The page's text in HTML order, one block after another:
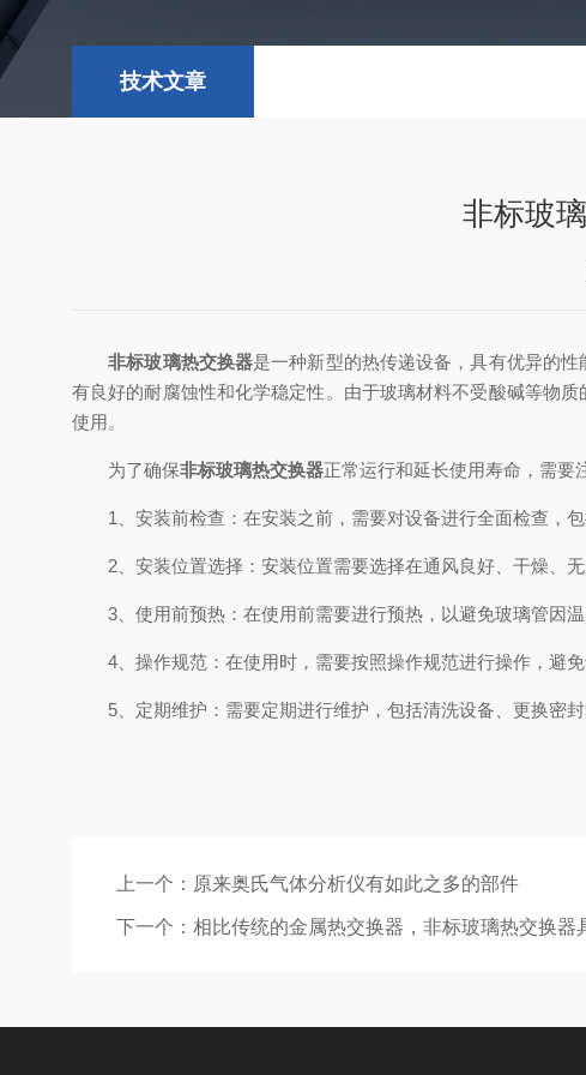
技术文章
非标玻
非标玻璃热交换器是一种新型的热传递设备，具有优异的
有良好的耐腐蚀性和化学稳定性。由于玻璃材料不受酸碱等物
使用。
为了确保非标玻璃热交换器正常运行和延长使用寿命，需要
1、安装前检查：在安装之前，需要对设备进行全面检查，包
2、安装位置选择：安装位置需要选择在通风良好、干燥、无
3、使用前预热：在使用前需要进行预热，以避免玻璃管因温
4、操作规范：在使用时，需要按照操作规范进行操作，避免
5、定期维护：需要定期进行维护，包括清洗设备、更换密封
上一个： 原来奥氏气体分析仪有如此之多的部件
下一个： 相比传统的金属热交换器，非标玻璃热交换器